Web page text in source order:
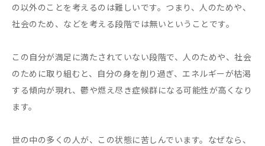
の以外のことを考えるのは難しいです。つまり、人のためや、
社会のため、などを考える段階では無いということです。
この自分が満足に満たされていない段階で、人のためや、社会
のために取り組むと、自分の身を削り過ぎ、エネルギーが枯渇
する傾向が現れ、鬱や燃え尽き症候群になる可能性が高くなり
ます。
世の中の多くの人が、この状態に苦しんでいます。なぜなら、